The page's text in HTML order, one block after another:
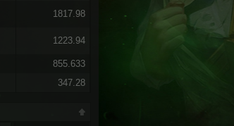
1817.98
1223.94
855.633
347.28